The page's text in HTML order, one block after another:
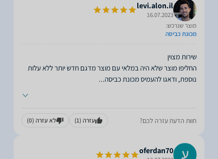
levi.alon.il
16.07.2023
מוצר שנרכש:
מכונת כביסה
החליפו מוצר שלא היה במלאי עם מוצר מדגם חדש יותר ללא עלות
נוספת, ודאגו להעמיס מכונת כביסה...
חוות הדעת עזרה לכם? עזרה (1) לא עזרה (0)
oferdan70